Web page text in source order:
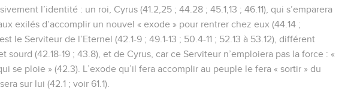
l’identité : un roi, Cyrus (41.2,25 ; 44.28 ; 45.1,13 ; 46.11), qui s’emparera
exilés d’accomplir un nouvel « exode » pour rentrer chez eux (44.14 ;
le Serviteur de l’Eternel (42.1-9 ; 49.1-13 ; 50.4-11 ; 52.13 à 53.12), différent
sourd (42.18-19 ; 43.8), et de Cyrus, car ce Serviteur n’emploiera pas la force : «
se ploie » (42.3). L’exode qu’il fera accomplir au peuple le fera « sortir » du
sur lui (42.1 ; voir 61.1).